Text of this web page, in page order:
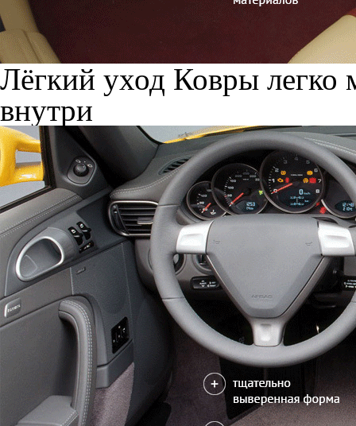
Лёгкий уход Ковры легко
внутри